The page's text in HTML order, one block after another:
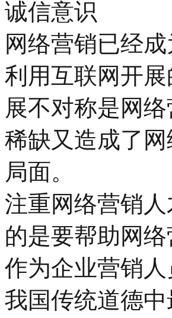
诚信意识
网络营销已经
利用互联网开
展不对称是网
稀缺又造成了
局面。
注重网络营销
的是要帮助网
作为企业营销
我国传统道德